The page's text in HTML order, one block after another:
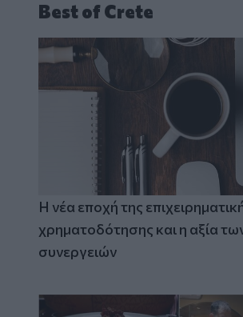
Best of Crete
Η νέα εποχή της
χρηματοδότησης και η αξία
συνεργειών